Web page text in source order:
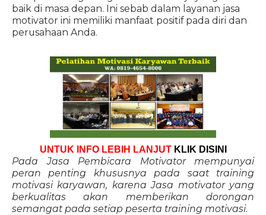
baik di masa depan. Ini sebab dalam layanan jasa
motivator ini memiliki manfaat positif pada diri dan
perusahaan Anda.
UNTUK INFO LEBIH LANJUT KLIK DISINI
Pada Jasa Pembicara Motivator mempunyai
peran penting khususnya pada saat training
motivasi karyawan, karena Jasa motivator yang
berkualitas akan memberikan dorongan
semangat pada setiap peserta training motivasi.